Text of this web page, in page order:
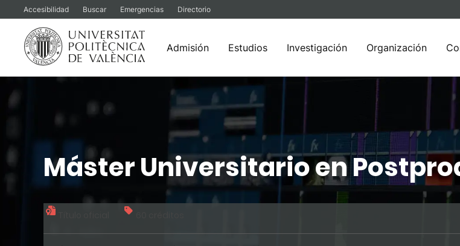
Accesibilidad Buscar Emergencias Directorio
Admisión Estudios Investigación Organización
contenido
Máster Universitario en